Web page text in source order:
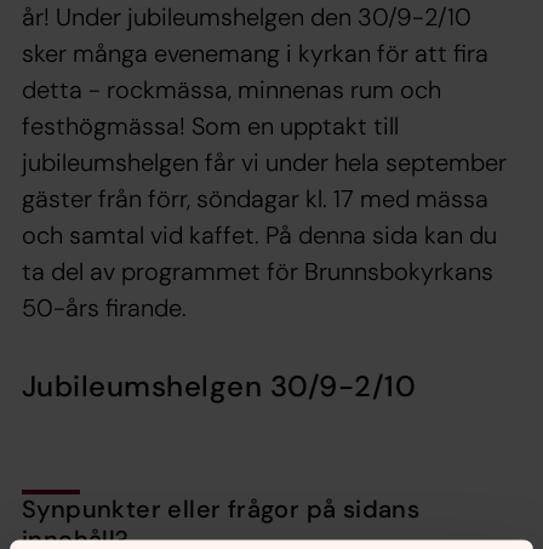
år! Under jubileumshelgen den 30/9-2/10
sker många evenemang i kyrkan för att fira
detta - rockmässa, minnenas rum och
festhögmässa! Som en upptakt till
jubileumshelgen får vi under hela september
gäster från förr, söndagar kl. 17 med mässa
och samtal vid kaffet. På denna sida kan du
ta del av programmet för Brunnsbokyrkans
50-års firande.
Jubileumshelgen 30/9-2/10
Synpunkter eller frågor på sidans
innehåll?